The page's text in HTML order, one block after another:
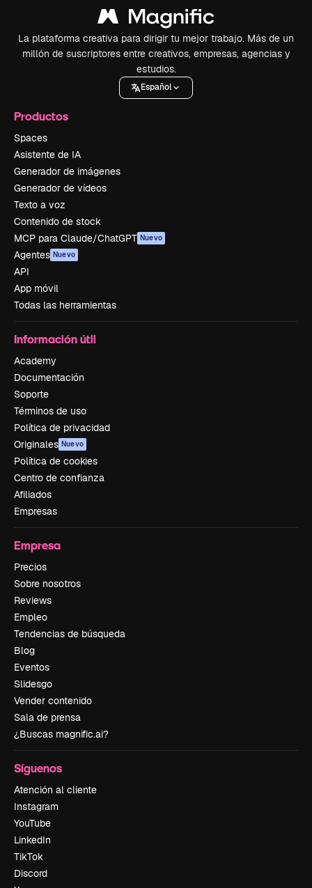
La plataforma creativa para dirigir tu mejor trabajo. Más de un
millón de suscriptores entre creativos, empresas, agencias y
estudios.
Español
Productos
Spaces
Asistente de IA
Generador de imágenes
Generador de vídeos
Texto a voz
Contenido de stock
MCP para Claude/ChatGPT Nuevo
Agentes Nuevo
API
App móvil
Todas las herramientas
Información útil
Academy
Documentación
Soporte
Términos de uso
Política de privacidad
Originales Nuevo
Política de cookies
Centro de confianza
Afiliados
Empresas
Empresa
Precios
Sobre nosotros
Reviews
Empleo
Tendencias de búsqueda
Blog
Eventos
Slidesgo
Vender contenido
Sala de prensa
¿Buscas magnific.ai?
Síguenos
Atención al cliente
Instagram
YouTube
LinkedIn
TikTok
Discord